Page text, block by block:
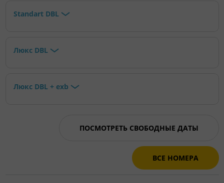
Standart DBL
Люкс DBL
Люкс DBL + exb
ПОСМОТРЕТЬ СВОБОДНЫЕ ДАТЫ
ВСЕ НОМЕРА